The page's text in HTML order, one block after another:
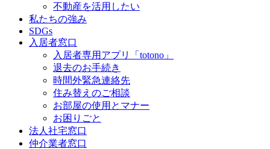
不動産を活用したい
私たちの強み
SDGs
入居者窓口
入居者専用アプリ「totono」
退去のお手続き
時間外緊急連絡先
住み替えのご相談
お部屋の使用とマナー
お困りごと
法人社宅窓口
仲介業者窓口